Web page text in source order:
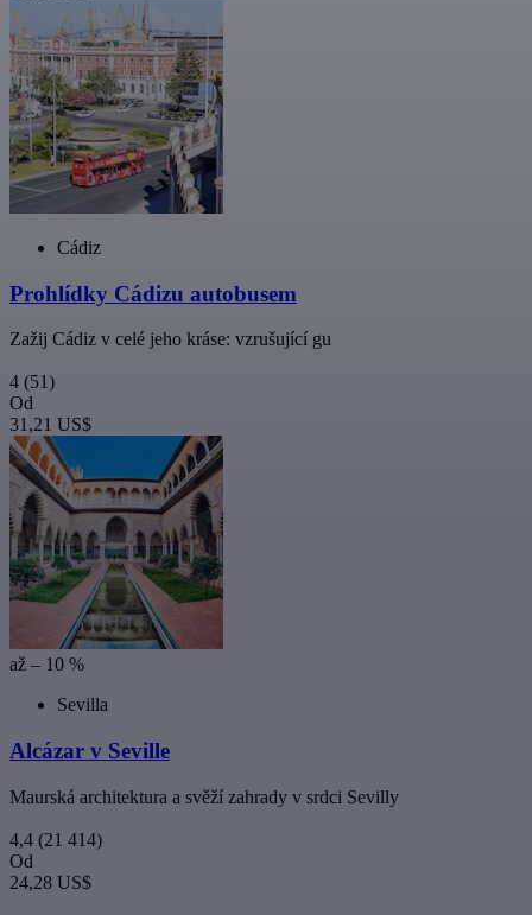
Cádiz
Prohlídky Cádizu autobusem
Zažij Cádiz v celé jeho kráse: vzrušující gu
4 (51)
Od
31,21 US$
až – 10 %
Sevilla
Alcázar v Seville
Maurská architektura a svěží zahrady v srdci Sevilly
4,4 (21 414)
Od
24,28 US$